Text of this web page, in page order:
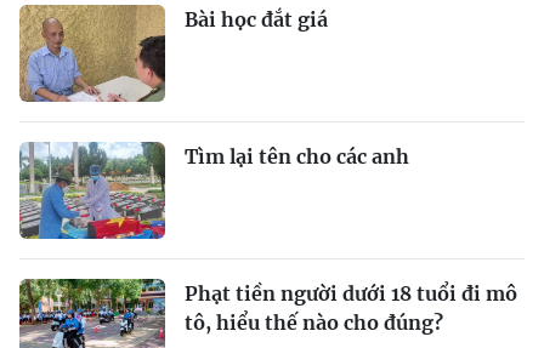
Bài học đắt giá
Tìm lại tên cho các anh
Phạt tiền người dưới 18 tuổi đi mô
tô, hiểu thế nào cho đúng?